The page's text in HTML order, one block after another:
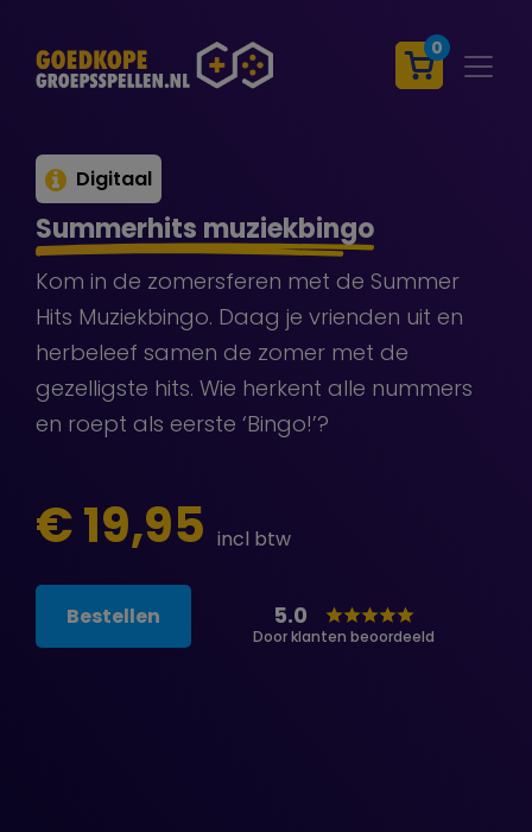
0
Digitaal
Summerhits muziekbingo
Kom in de zomersferen met de Summer
Hits Muziekbingo. Daag je vrienden uit en
herbeleef samen de zomer met de
gezelligste hits. Wie herkent alle nummers
en roept als eerste ‘Bingo!’?
€ 19,95 incl btw
Bestellen 5.0
Door klanten beoordeeld